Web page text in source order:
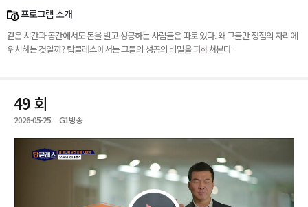
프로그램 소개
같은 시간과 공간에서도 돈을 벌고 성공하는 사람들은 따로 있다. 왜 그들만 정점의 자리에
위치하는 것일까? 탑클래스에서는 그들의 성공의 비밀을 파헤쳐본다
49 회
2026-05-25 G1방송